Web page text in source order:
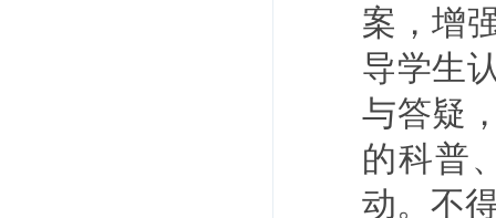
案，增
导学生
与答疑
的科普
动。不